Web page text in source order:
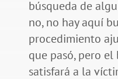
búsqueda de
no, no hay aquí
procedimiento
que pasó, pero
satisfará a la